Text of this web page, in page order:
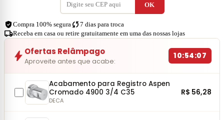
verified_user Compra 100% segura sync 7 dias para troca
local_shippingReceba em casa ou retire gratuitamente em uma das nossas lojas
bolt Ofertas Relâmpago
Aproveite antes que acabe:
10:54:06
Acabamento para Registro Aspen
Cromado 4900 3/4 C35
DECA
R$ 56,28